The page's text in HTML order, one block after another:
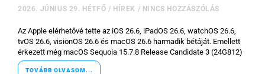
2026. JÚNIUS 29. HÉTFŐ / HÍREK / NINCS HOZZÁSZÓLÁS
Az Apple elérhetővé tette az iOS 26.6, iPadOS 26.6, watchOS 26.6,
tvOS 26.6, visionOS 26.6 és macOS 26.6 harmadik bétáját. Emellett
érkezett még macOS Sequoia 15.7.8 Release Candidate 3 (24G812)
TOVÁBB OLVASOM...